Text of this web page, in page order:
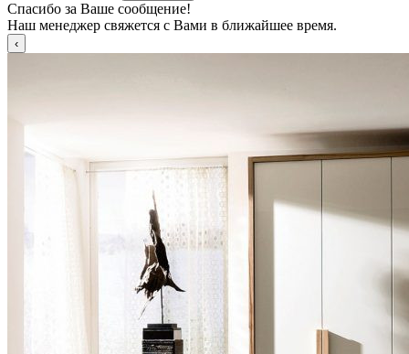
Спасибо за Ваше сообщение!
Наш менеджер свяжется с Вами в ближайшее время.